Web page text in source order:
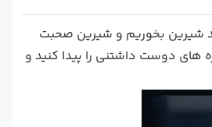
شیرین بخوریم و شیرین صحبت
های دوست داشتنی را پیدا کنید و